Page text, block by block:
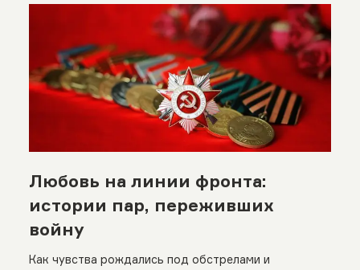
Любовь на линии фронта:
истории пар, переживших
войну
Как чувства рождались под обстрелами и